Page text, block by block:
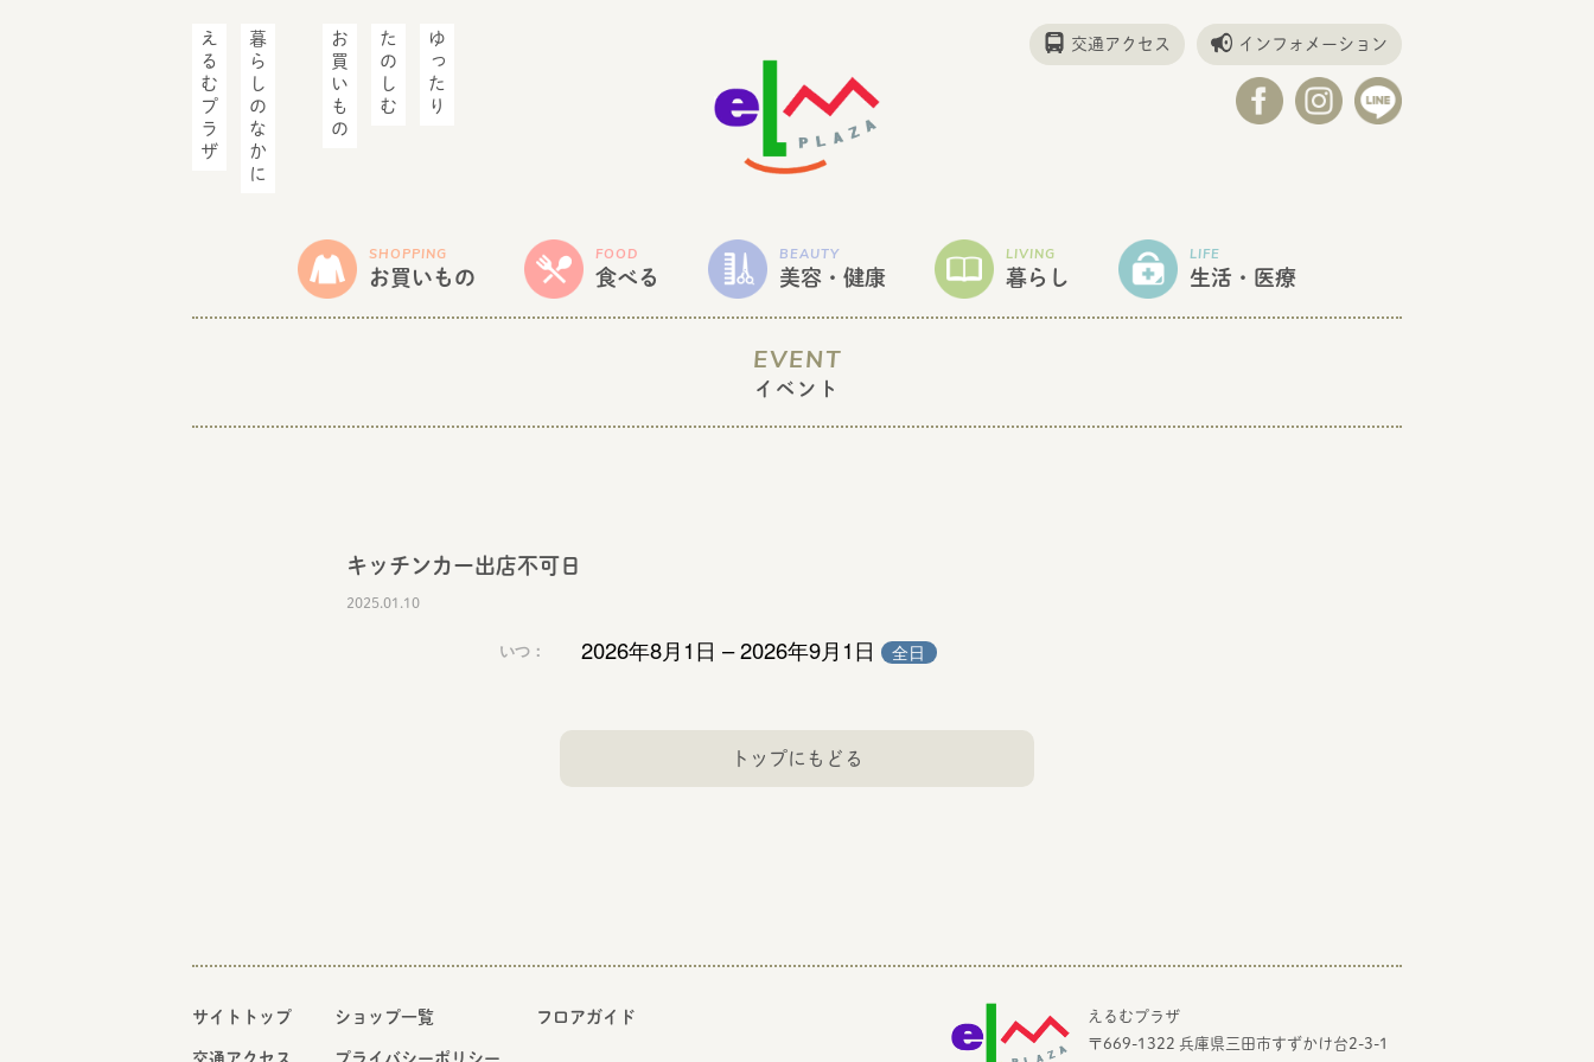
交通アクセス インフォメーション
ゆったり
たのしむ
お買いもの
暮らしのなかに
えるむプラザ
SHOPPING
お買いもの
FOOD
食べる
BEAUTY
美容・健康
LIVING
暮らし
LIFE
生活・医療
EVENT
イベント
キッチンカー出店不可日
2025.01.10
いつ： 2026年8月1日 – 2026年9月1日 全日
トップにもどる
サイトトップ ショップ一覧 フロアガイド
交通アクセス プライバシーポリシー
えるむプラザ
〒669-1322 兵庫県三田市すずかけ台2-3-1